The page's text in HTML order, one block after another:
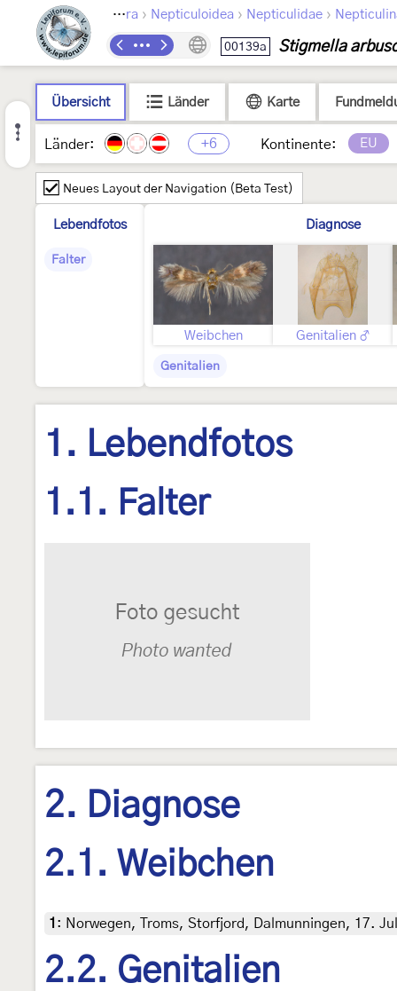
Lepidoptera › Nepticuloidea › Nepticulidae ›
00139a Stigmella
Übersicht Länder Karte
Länder: +6 Kontinente: EU
Neues Layout der Navigation (Beta Test)
Lebendfotos
Falter
Diagnose
Weibchen Genitalien ♂
Genitalien
1. Lebendfotos
1.1. Falter
2. Diagnose
2.1. Weibchen
1 : Norwegen, Troms, Storfjord, Dalmunningen, 17.
2.2. Genitalien